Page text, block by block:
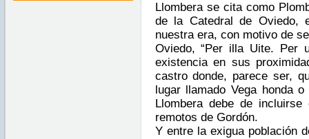
Llombera se cita como
de la Catedral de Oviedo,
nuestra era, con motivo de
Oviedo, “Per illa Uite. Per
existencia en sus
castro donde, parece ser,
lugar llamado Vega honda
Llombera debe de
remotos de Gordón.
Y entre la exigua población